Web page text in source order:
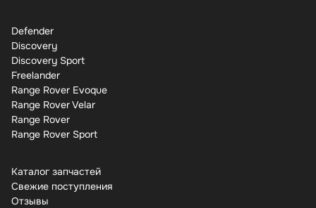
Defender
Discovery
Discovery Sport
Freelander
Range Rover Evoque
Range Rover Velar
Range Rover
Range Rover Sport
Каталог запчастей
Свежие поступления
Отзывы